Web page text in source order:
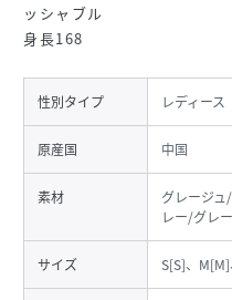
ッシャブル
身長168
性別タイプ レディース
原産国 中国
素材
グレージ
レー/グレ
サイズ S[S]、